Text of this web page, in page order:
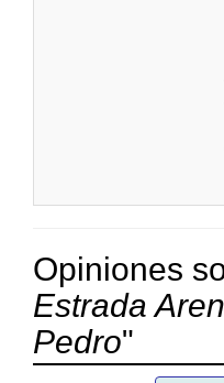
Opiniones
Estrada
Pedro"